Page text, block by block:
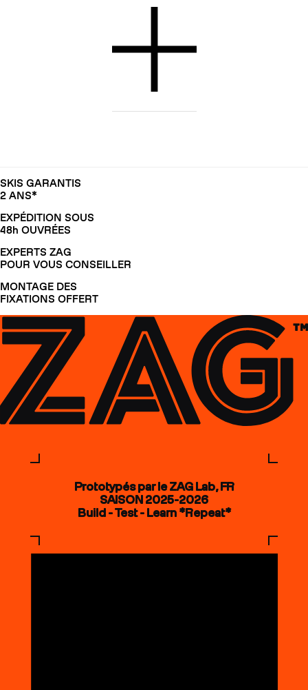
SKIS GARANTIS
2 ANS*
EXPÉDITION SOUS
48h OUVRÉES
EXPERTS ZAG
POUR VOUS CONSEILLER
MONTAGE DES
FIXATIONS OFFERT
Prototypés par le ZAG Lab, FR
SAISON 2025-2026
Build - Test - Learn *Repeat*